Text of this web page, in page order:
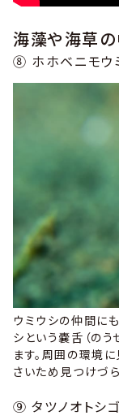
海藻や海草の
⑧ ホホベニモウ
ウミウシの仲間に
シという嚢舌（の
ます。周囲の環境
さいため見つけづ
⑨ タツノオトシ